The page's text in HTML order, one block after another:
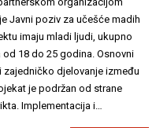
Javni poziv za učešće madih
imaju mladi ljudi, ukupno
18 do 25 godina. Osnovni
djelovanje između
je podržan od strane
Implementacija i…